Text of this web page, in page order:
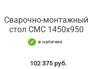
Сварочно-монтажный
стол СМС 1450х950
в наличии
102 375 руб.